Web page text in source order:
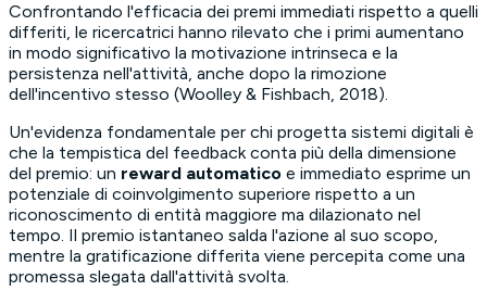
Confrontando l'efficacia dei premi immediati rispetto a quelli
differiti, le ricercatrici hanno rilevato che i primi aumentano
in modo significativo la motivazione intrinseca e la
persistenza nell'attività, anche dopo la rimozione
dell'incentivo stesso (Woolley & Fishbach, 2018).
Un'evidenza fondamentale per chi progetta sistemi digitali è
che la tempistica del feedback conta più della dimensione
del premio: un reward automatico e immediato esprime un
potenziale di coinvolgimento superiore rispetto a un
riconoscimento di entità maggiore ma dilazionato nel
tempo. Il premio istantaneo salda l'azione al suo scopo,
mentre la gratificazione differita viene percepita come una
promessa slegata dall'attività svolta.